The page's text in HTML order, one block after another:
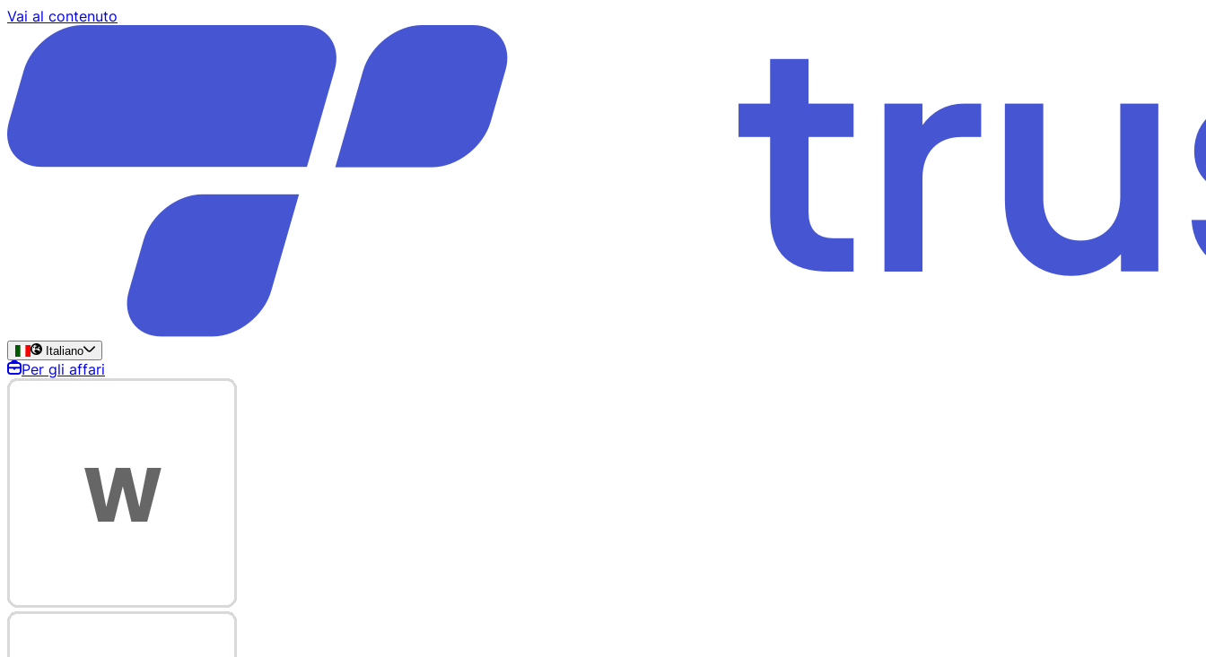
Vai al contenuto
Italiano
Per gli affari